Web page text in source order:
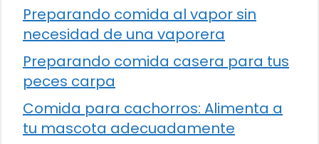
Preparando comida al vapor sin
necesidad de una vaporera
Preparando comida casera para tus
peces carpa
Comida para cachorros: Alimenta a
tu mascota adecuadamente